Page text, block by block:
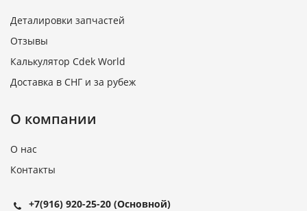
Деталировки запчастей
Отзывы
Калькулятор Cdek World
Доставка в СНГ и за рубеж
О компании
О нас
Контакты
+7(916) 920-25-20 (Основной)